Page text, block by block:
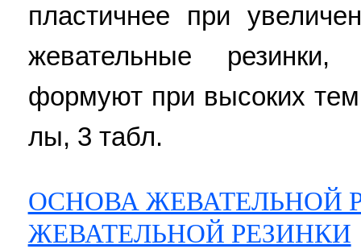
пластичнее при
жевательные
формуют при высоких
лы, 3 табл.
ОСНОВА ЖЕВАТЕЛЬНОЙ
ЖЕВАТЕЛЬНОЙ РЕЗИНКИ